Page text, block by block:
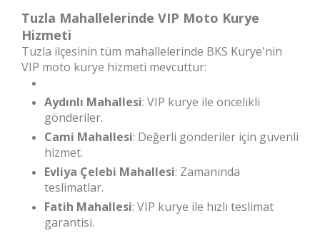
Tuzla Mahallelerinde VIP Moto Kurye
Hizmeti
Tuzla ilçesinin tüm mahallelerinde BKS Kurye'nin
VIP moto kurye hizmeti mevcuttur:
Aydınlı Mahallesi: VIP kurye ile öncelikli
gönderiler.
Cami Mahallesi: Değerli gönderiler için güvenli
hizmet.
Evliya Çelebi Mahallesi: Zamanında
teslimatlar.
Fatih Mahallesi: VIP kurye ile hızlı teslimat
garantisi.